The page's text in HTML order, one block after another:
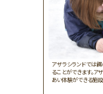
アザラシランドでは
ることができます。
あい体験ができる施設